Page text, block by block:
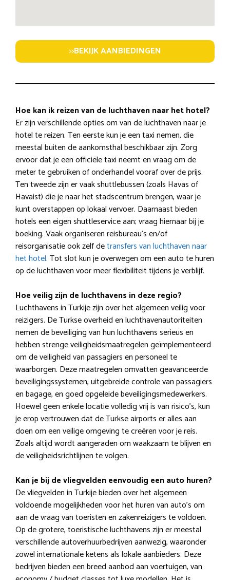
>>BEKIJK AANBIEDINGEN
Hoe kan ik reizen van de luchthaven naar het hotel?
Er zijn verschillende opties om van de luchthaven naar je
hotel te reizen. Ten eerste kun je een taxi nemen, die
meestal buiten de aankomsthal beschikbaar zijn. Zorg
ervoor dat je een officiële taxi neemt en vraag om de
meter te gebruiken of onderhandel vooraf over de prijs.
Ten tweede zijn er vaak shuttlebussen (zoals Havas of
Havaist) die je naar het stadscentrum brengen, waar je
kunt overstappen op lokaal vervoer. Daarnaast bieden
hotels een eigen shuttleservice aan; vraag hiernaar bij je
boeking. Vaak organiseren reisbureau’s en/of
reisorganisatie ook zelf detransfers van luchthaven naar
het hotel. Tot slot kun je overwegen om een auto te huren
op de luchthaven voor meer flexibiliteit tijdens je verblijf.
Hoe veilig zijn de luchthavens in deze regio?
Luchthavens in Turkije zijn over het algemeen veilig voor
reizigers. De Turkse overheid en luchthavenautoriteiten
nemen de beveiliging van hun luchthavens serieus en
hebben strenge veiligheidsmaatregelen geïmplementeerd
om de veiligheid van passagiers en personeel te
waarborgen. Deze maatregelen omvatten geavanceerde
beveiligingssystemen, uitgebreide controle van passagiers
en bagage, en goed opgeleide beveiligingsmedewerkers.
Hoewel geen enkele locatie volledig vrij is van risico’s, kun
je erop vertrouwen dat de Turkse airports er alles aan
doen om een veilige omgeving te creëren voor je reis.
Zoals altijd wordt aangeraden om waakzaam te blijven en
de veiligheidsrichtlijnen te volgen.
Kan je bij de vliegvelden eenvoudig een auto huren?
De vliegvelden in Turkije bieden over het algemeen
voldoende mogelijkheden voor het huren van auto’s om
aan de vraag van toeristen en zakenreizigers te voldoen.
Op de grotere, toeristische luchthavens zijn er meestal
verschillende autoverhuurbedrijven aanwezig, waaronder
zowel internationale ketens als lokale aanbieders. Deze
bedrijven bieden een breed aanbod aan voertuigen, van